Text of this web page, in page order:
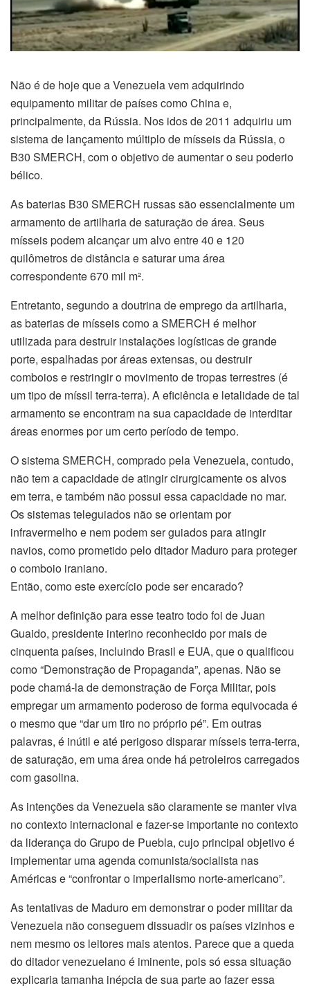
Não é de hoje que a Venezuela vem adquirindo
equipamento militar de países como China e,
principalmente, da Rússia. Nos idos de 2011 adquiriu um
sistema de lançamento múltiplo de mísseis da Rússia, o
B30 SMERCH, com o objetivo de aumentar o seu poderio
bélico.
As baterias B30 SMERCH russas são essencialmente um
armamento de artilharia de saturação de área. Seus
mísseis podem alcançar um alvo entre 40 e 120
quilômetros de distância e saturar uma área
correspondente 670 mil m².
Entretanto, segundo a doutrina de emprego da artilharia,
as baterias de mísseis como a SMERCH é melhor
utilizada para destruir instalações logísticas de grande
porte, espalhadas por áreas extensas, ou destruir
comboios e restringir o movimento de tropas terrestres (é
um tipo de míssil terra-terra). A eficiência e letalidade de tal
armamento se encontram na sua capacidade de interditar
áreas enormes por um certo período de tempo.
O sistema SMERCH, comprado pela Venezuela, contudo,
não tem a capacidade de atingir cirurgicamente os alvos
em terra, e também não possui essa capacidade no mar.
Os sistemas teleguiados não se orientam por
infravermelho e nem podem ser guiados para atingir
navios, como prometido pelo ditador Maduro para proteger
o comboio iraniano.
Então, como este exercício pode ser encarado?
A melhor definição para esse teatro todo foi de Juan
Guaido, presidente interino reconhecido por mais de
cinquenta países, incluindo Brasil e EUA, que o qualificou
como “Demonstração de Propaganda”, apenas. Não se
pode chamá-la de demonstração de Força Militar, pois
empregar um armamento poderoso de forma equivocada é
o mesmo que “dar um tiro no próprio pé”. Em outras
palavras, é inútil e até perigoso disparar mísseis terra-terra,
de saturação, em uma área onde há petroleiros carregados
com gasolina.
As intenções da Venezuela são claramente se manter viva
no contexto internacional e fazer-se importante no contexto
da liderança do Grupo de Puebla, cujo principal objetivo é
implementar uma agenda comunista/socialista nas
Américas e “confrontar o imperialismo norte-americano”.
As tentativas de Maduro em demonstrar o poder militar da
Venezuela não conseguem dissuadir os países vizinhos e
nem mesmo os leitores mais atentos. Parece que a queda
do ditador venezuelano é iminente, pois só essa situação
explicaria tamanha inépcia de sua parte ao fazer essa